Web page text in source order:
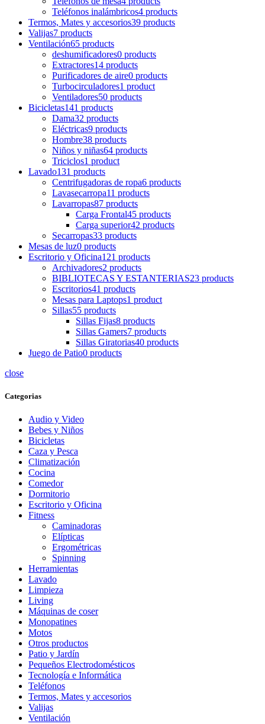
Teléfonos inalámbricos4 products
Termos, Mates y accesorios39 products
Valijas7 products
Ventilación65 products
deshumificadores0 products
Extractores14 products
Purificadores de aire0 products
Turbocirculadores1 product
Ventiladores50 products
Bicicletas141 products
Dama32 products
Eléctricas9 products
Hombre38 products
Niños y niñas64 products
Triciclos1 product
Lavado131 products
Centrifugadoras de ropa6 products
Lavasecarropa11 products
Lavarropas87 products
Carga Frontal45 products
Carga superior42 products
Secarropas33 products
Mesas de luz0 products
Escritorio y Oficina121 products
Archivadores2 products
BIBLIOTECAS Y ESTANTERIAS23 products
Escritorios41 products
Mesas para Laptops1 product
Sillas55 products
Sillas Fijas8 products
Sillas Gamers7 products
Sillas Giratorias40 products
Juego de Patio0 products
close
Categorias
Audio y Video
Bebes y Niños
Bicicletas
Caza y Pesca
Climatización
Cocina
Comedor
Dormitorio
Escritorio y Oficina
Fitness
Caminadoras
Elípticas
Ergométricas
Spinning
Herramientas
Lavado
Limpieza
Living
Máquinas de coser
Monopatines
Motos
Otros productos
Patio y Jardín
Pequeños Electrodomésticos
Tecnología e Informática
Teléfonos
Termos, Mates y accesorios
Valijas
Ventilación